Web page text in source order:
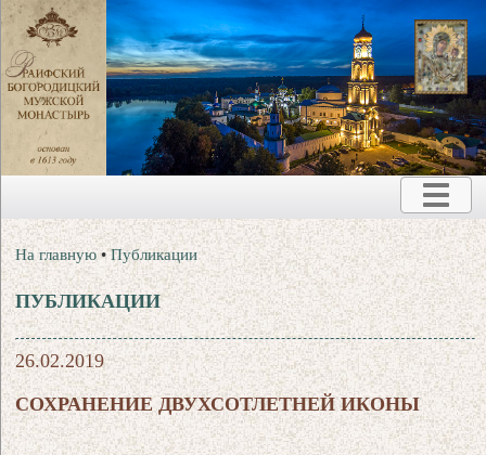
На главную •Публикации
ПУБЛИКАЦИИ
26.02.2019
CОХРАНЕНИЕ ДВУХСОТЛЕТНЕЙ ИКОНЫ